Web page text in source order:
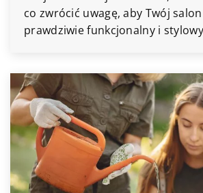
co zwrócić uwagę, aby Twój salon
prawdziwie funkcjonalny i